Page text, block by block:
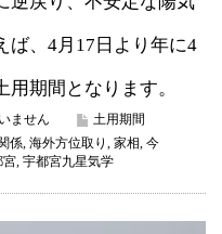
ば、4月17日より年に4
期間となります。
ません
土用期間
係 海外方位取り 家相 今
宮 宇都宮九星気学